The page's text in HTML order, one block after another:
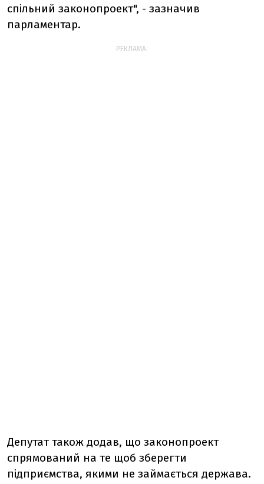
спільний законопроект", - зазначив
парламентар.
РЕКЛАМА:
Депутат також додав, що законопроект
спрямований на те щоб зберегти
підприємства, якими не займається держава.